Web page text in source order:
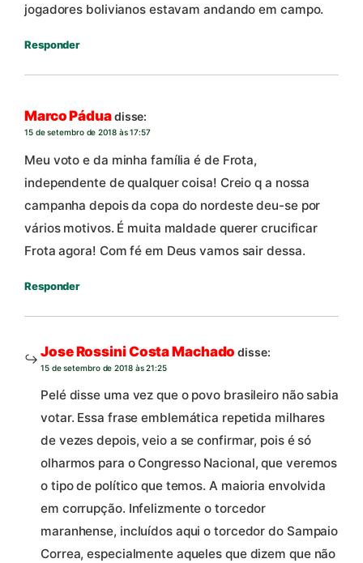
jogadores bolivianos estavam andando em campo.
Responder
Marco Páduadisse:
15 de setembro de 2018 às 17:57
Meu voto e da minha família é de Frota,
independente de qualquer coisa! Creio q a nossa
campanha depois da copa do nordeste deu-se por
vários motivos. É muita maldade querer crucificar
Frota agora! Com fé em Deus vamos sair dessa.
Responder
Jose Rossini Costa Machado disse:
15 de setembro de 2018 às 21:25
Pelé disse uma vez que o povo brasileiro não sabia
votar. Essa frase emblemática repetida milhares
de vezes depois, veio a se confirmar, pois é só
olharmos para o Congresso Nacional, que veremos
o tipo de político que temos. A maioria envolvida
em corrupção. Infelizmente o torcedor
maranhense, incluídos aqui o torcedor do Sampaio
Correa, especialmente aqueles que dizem que não